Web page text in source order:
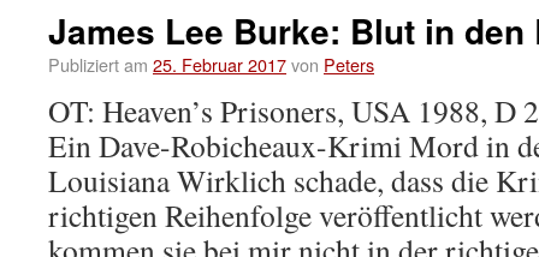
James Lee Burke: Blut in den
Publiziert am 25. Februar 2017von Peters
OT: Heaven’s Prisoners, USA 1988, D
Ein Dave-Robicheaux-Krimi Mord in
Louisiana Wirklich schade, dass die
richtigen Reihenfolge veröffentlicht